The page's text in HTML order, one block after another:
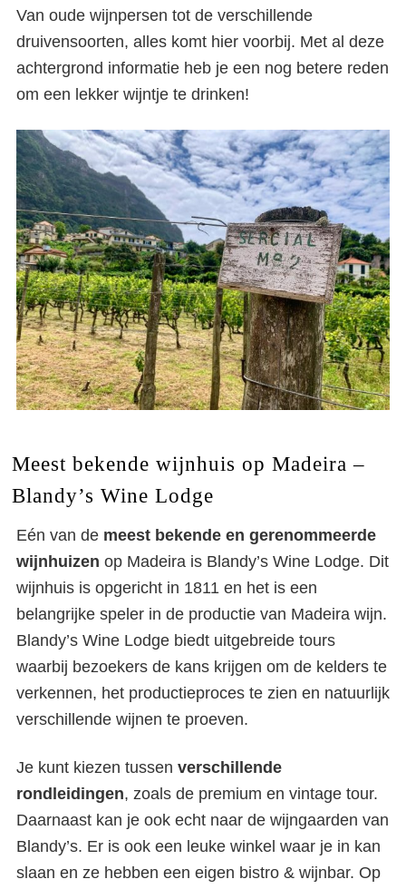
Van oude wijnpersen tot de verschillende
druivensoorten, alles komt hier voorbij. Met al deze
achtergrond informatie heb je een nog betere reden
om een lekker wijntje te drinken!
Meest bekende wijnhuis op Madeira –
Blandy’s Wine Lodge
Eén van de meest bekende en gerenommeerde
wijnhuizen op Madeira is Blandy’s Wine Lodge. Dit
wijnhuis is opgericht in 1811 en het is een
belangrijke speler in de productie van Madeira wijn.
Blandy’s Wine Lodge biedt uitgebreide tours
waarbij bezoekers de kans krijgen om de kelders te
verkennen, het productieproces te zien en natuurlijk
verschillende wijnen te proeven.
Je kunt kiezen tussen verschillende
rondleidingen, zoals de premium en vintage tour.
Daarnaast kan je ook echt naar de wijngaarden van
Blandy’s. Er is ook een leuke winkel waar je in kan
slaan en ze hebben een eigen bistro & wijnbar. Op